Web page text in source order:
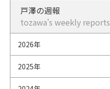
戸澤の週報
tozawa's weekly reports
2026年
2025年